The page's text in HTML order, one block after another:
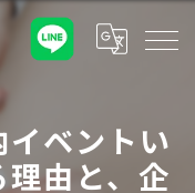
イベントい
由と、企